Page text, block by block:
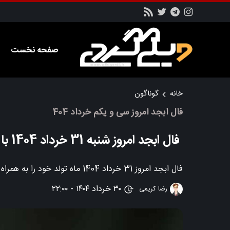
صفحه نخست
خانه گوناگون
فال ابجد امروز سی و یکم خرداد 404
فال ابجد امروز شنبه 31 خرداد 1404 با تفسیر
فال ابجد امروز 31 خرداد 1404 ماه تولد خود را به همراه توضیحات و تفسیر مربوطه در این بخش از سایت ویکی گردی مطالعه کنید
رضا کریمی ۳۰ خرداد ۱۴۰۴ - ۲۲:۰۰